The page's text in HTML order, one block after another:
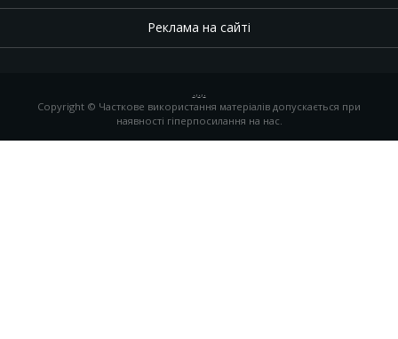
Реклама на сайті
.,.,.
Copyright © Часткове використання матеріалів допускається при
наявності гіперпосилання на нас.